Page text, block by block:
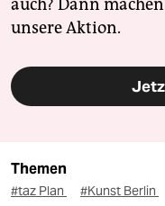
auch? Dann
unsere Aktion.
Themen
#taz Plan #Kunst Berlin